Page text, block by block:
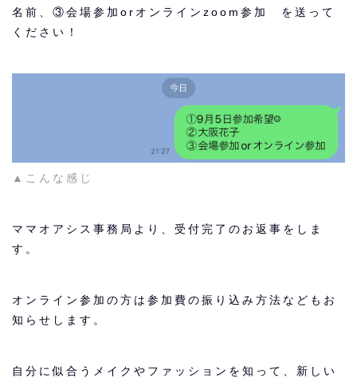
名前、③会場参加orオンラインzoom参加 を送って
ください！
▲こんな感じ
ママオアシス事務局より、受付完了のお返事をしま
す。
オンライン参加の方は参加費の振り込み方法などもお
知らせします。
自分に似合うメイクやファッションを知って、新しい